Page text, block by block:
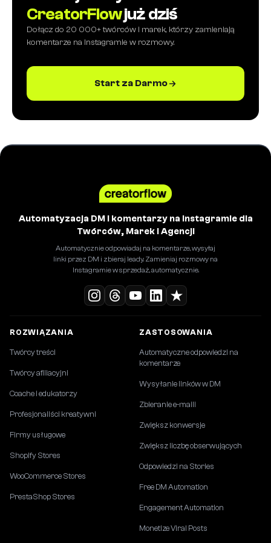
CreatorFlowjuż dziś
Dołącz do 20 000+ twórców i marek, którzy zamieniają
komentarze na Instagramie w rozmowy.
Start za Darmo
Automatyzacja DM i komentarzy na Instagramie dla
Twórców, Marek i Agencji
Automatycznie odpowiadaj na komentarze, wysyłaj
linki przez DM i zbieraj leady. Zamieniaj rozmowy na
Instagramie w sprzedaż, automatycznie.
ROZWIĄZANIA
Twórcy treści
Twórcy afiliacyjni
Coache i edukatorzy
Profesjonaliści kreatywni
Firmy usługowe
Shopify Stores
WooCommerce Stores
PrestaShop Stores
ZASTOSOWANIA
Automatyczne odpowiedzi na
komentarze
Wysyłanie linków w DM
Zbieranie e-maili
Zwiększ konwersje
Zwiększ liczbę obserwujących
Odpowiedzi na Stories
Free DM Automation
Engagement Automation
Monetize Viral Posts